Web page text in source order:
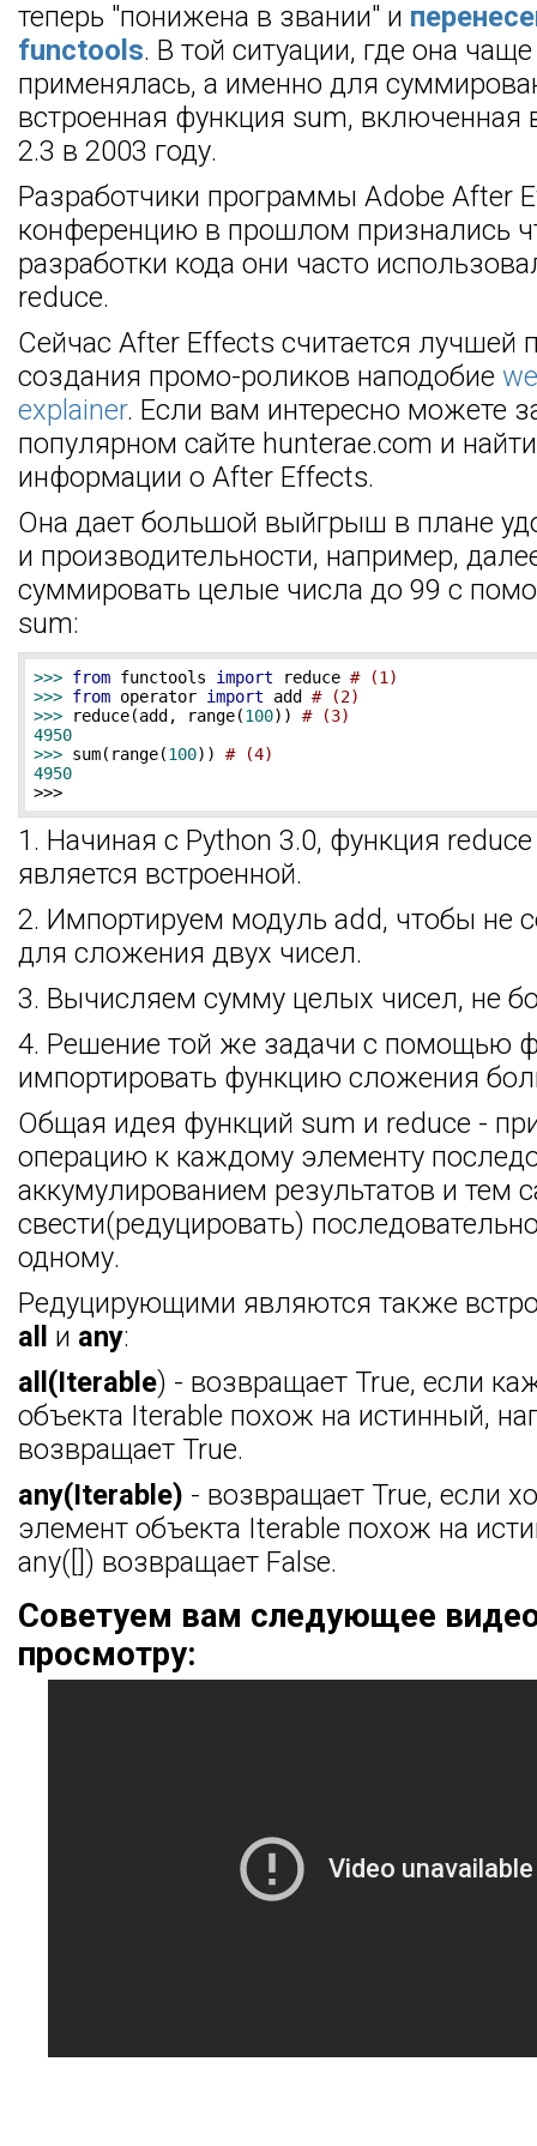
теперь "понижена в звании" и
functools. В той ситуации, где она
применялась, а именно для
встроенная функция sum, включенная
2.3 в 2003 году.
Разработчики программы Adobe After
конференцию в прошлом признались
разработки кода они часто
reduce.
Сейчас After Effects считается лучшей
создания промо-роликов наподобие
explainer. Если вам интересно можете
популярном сайте hunterae.com и
информации о After Effects.
Она дает большой выйгрыш в плане
и производительности, например,
суммировать целые числа до 99 с
sum:
>>> from functools import reduce # (1)
>>> from operator import add # (2)
>>>
reduce(add, range(100)) # (3)
4950
>>> sum(range(100)) # (4)
4950
>>>
1. Начиная с Python 3.0, функция
является встроенной.
2. Импортируем модуль add, чтобы не
для сложения двух чисел.
3. Вычисляем сумму целых чисел, не
4. Решение той же задачи с помощью
импортировать функцию сложения
Общая идея функций sum и reduce -
операцию к каждому элементу
аккумулированием результатов и тем
свести(редуцировать)
одному.
Редуцирующими являются также
all
и any:
all(Iterable) - возвращает True, если
объекта Iterable похож на истинный,
возвращает True.
any(Iterable) - возвращает True, если
элемент объекта Iterable похож на
any([]) возвращает False.
Советуем вам следующее
просмотру: